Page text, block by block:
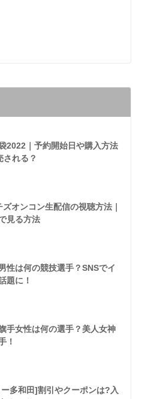
2022｜予約開始日や購入方法
される？
オンコン生配信の視聴方法｜
見る方法
性は何の競技選手？SNSでイ
題に！
手女性は何の選手？美人女神
！
多和田]割引やクーポンは?入